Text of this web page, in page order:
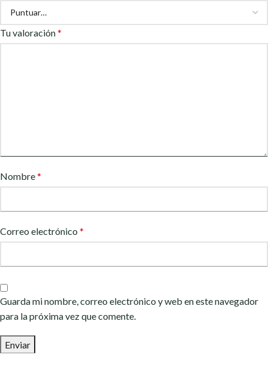
Tu valoración*
Nombre*
Correo electrónico *
Guarda mi nombre, correo electrónico y web en este navegador
para la próxima vez que comente.